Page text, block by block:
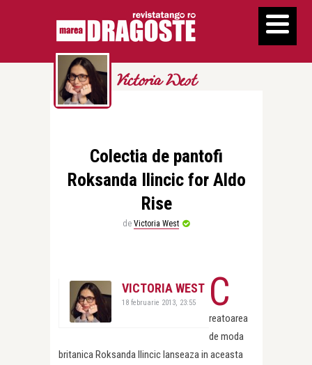
Victoria West
Colectia de pantofi
Roksanda Ilincic for Aldo
Rise
de Victoria West
VICTORIA WEST
18 februarie 2013, 23:55 C
reatoarea
de moda
britanica Roksanda Ilincic lanseaza in aceasta